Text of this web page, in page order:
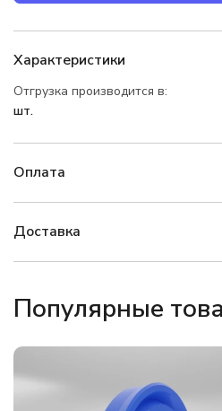
Характеристики
Отгрузка производится в:
шт.
Оплата
Доставка
Популярные